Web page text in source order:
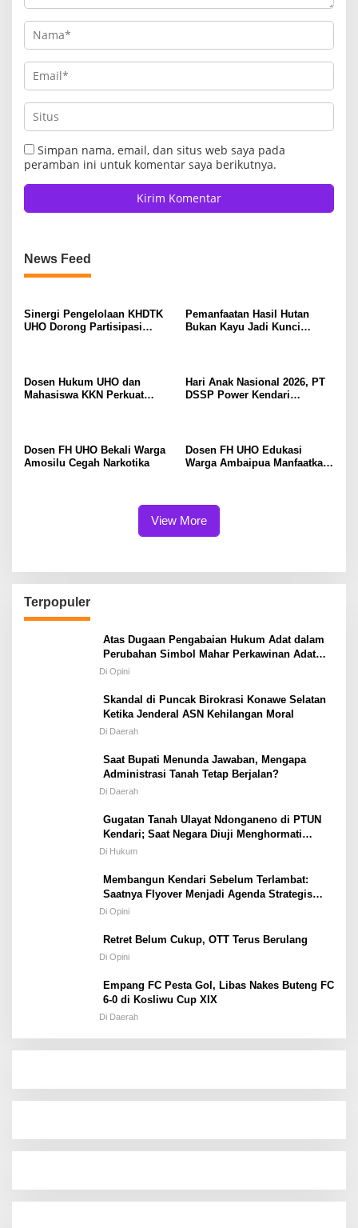
Simpan nama, email, dan situs web saya pada
peramban ini untuk komentar saya berikutnya.
News Feed
Sinergi Pengelolaan KHDTK
UHO Dorong Partisipasi
Pemanfaatan Hasil Hutan
Bukan Kayu Jadi Kunci
Dosen Hukum UHO dan
Mahasiswa KKN Perkuat
Hari Anak Nasional 2026, PT
DSSP Power Kendari
Dosen FH UHO Bekali Warga
Amosilu Cegah Narkotika
Dosen FH UHO Edukasi
Warga Ambaipua Manfaatkan
View More
Terpopuler
Atas Dugaan Pengabaian Hukum Adat dalam
Perubahan Simbol Mahar Perkawinan Adat
Masyarakat Pulau Wawonii
Di Opini
Skandal di Puncak Birokrasi Konawe Selatan
Ketika Jenderal ASN Kehilangan Moral
Di Daerah
Saat Bupati Menunda Jawaban, Mengapa
Administrasi Tanah Tetap Berjalan?
Di Daerah
Gugatan Tanah Ulayat Ndonganeno di PTUN
Kendari; Saat Negara Diuji Menghormati
Hukum atau Kekuasaan
Di Hukum
Membangun Kendari Sebelum Terlambat:
Saatnya Flyover Menjadi Agenda Strategis
Kota
Di Opini
Retret Belum Cukup, OTT Terus Berulang
Di Opini
Empang FC Pesta Gol, Libas Nakes Buteng FC
6-0 di Kosliwu Cup XIX
Di Daerah